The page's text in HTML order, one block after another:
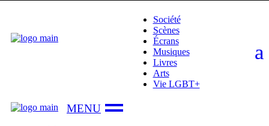
the
content
Société
Scènes
Écrans
Musiques
Livres
Arts
Vie LGBT+